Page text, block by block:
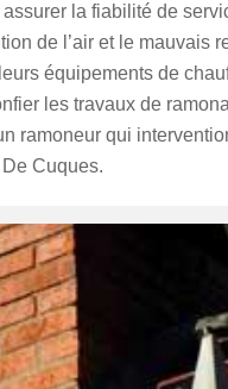
la fiabilité de
de l’air et le mauvais
équipements de
les travaux de
ramoneur qui
Cuques.